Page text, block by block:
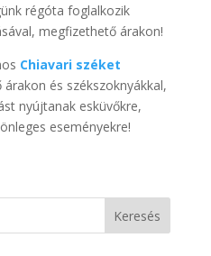
régóta foglalkozik
megfizethető árakon!
Chiavari széket
és székszoknyákkal,
nyújtanak esküvőkre,
eseményekre!